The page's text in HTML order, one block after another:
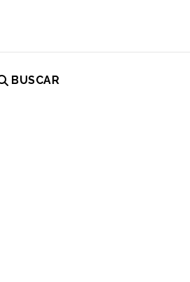
BUSCAR